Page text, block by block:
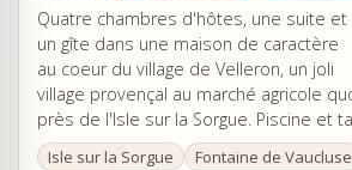
Quatre chambres d'hôtes, une suite et
un gîte dans une maison de caractère
au coeur du village de Velleron, un joli
village provençal au marché agricole
près de l'Isle sur la Sorgue. Piscine et
Isle sur la Sorgue Fontaine de Vaucluse